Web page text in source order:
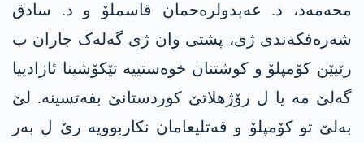
محەمەد، د. عەبدولرەحمان قاسملۆ و د. سادق
شەرەفکەندی ژی، پشتی وان ژی گەلەک جاران ب
رێیێن کۆمپلۆ و کوشتنان خوەستییە تێکۆشینا ئازادییا
گەلێ مە یا ل رۆژهلاتێ کوردستانێ بفەتسینە. لێ
بەلێ تو کۆمپلۆ و قەتلیعامان نکاربوویە رێ ل بەر